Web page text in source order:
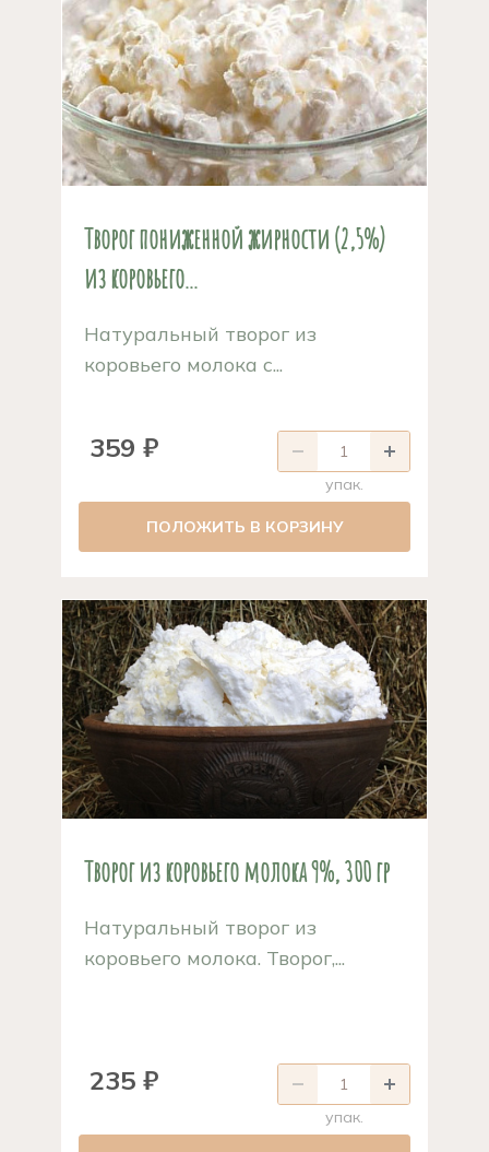
Творог пониженной жирности (2,5%)
из коровьего...
Натуральный творог из
коровьего молока с...
359 ₽
упак.
ПОЛОЖИТЬ В КОРЗИНУ
Творог из коровьего молока 9%, 300 гр
Натуральный творог из
коровьего молока. Творог,...
235 ₽
упак.